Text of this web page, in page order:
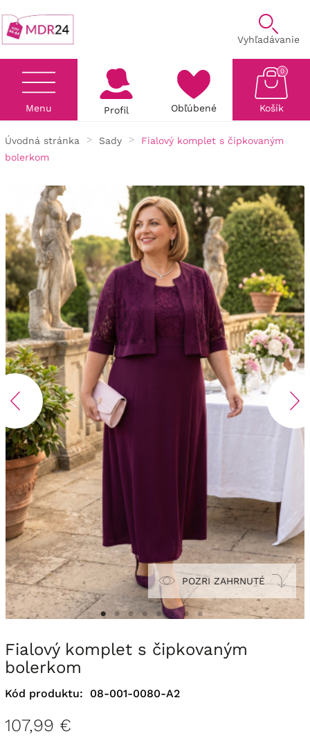
Vyhľadávanie
Menu Profil Obľúbené Košík
0
Úvodná stránka Sady
Fialový komplet s čipkovaným
bolerkom
POZRI ZAHRNUTÉ
Fialový komplet s čipkovaným
bolerkom
Kód produktu: 08-001-0080-A2
107,99 €